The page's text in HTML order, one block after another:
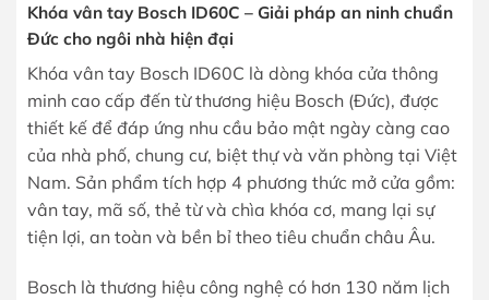
Khóa vân tay Bosch ID60C – Giải pháp an ninh chuẩn
Đức cho ngôi nhà hiện đại
Khóa vân tay Bosch ID60C là dòng khóa cửa thông
minh cao cấp đến từ thương hiệu Bosch (Đức), được
thiết kế để đáp ứng nhu cầu bảo mật ngày càng cao
của nhà phố, chung cư, biệt thự và văn phòng tại Việt
Nam. Sản phẩm tích hợp 4 phương thức mở cửa gồm:
vân tay, mã số, thẻ từ và chìa khóa cơ, mang lại sự
tiện lợi, an toàn và bền bỉ theo tiêu chuẩn châu Âu.
Bosch là thương hiệu công nghệ có hơn 130 năm lịch